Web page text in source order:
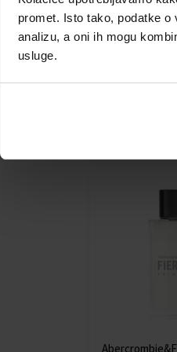
promet. Isto tako, podatke
analizu, a oni ih mogu
usluge.
Tabac Original
Cologne
Od 150ml - do